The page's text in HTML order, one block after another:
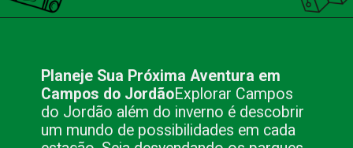
Planeje Sua Próxima Aventura em
Campos do JordãoExplorar Campos
do Jordão além do inverno é descobrir
um mundo de possibilidades em cada